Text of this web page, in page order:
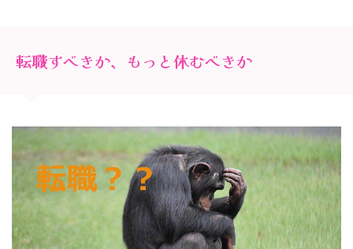
転職すべきか、もっと休むべきか